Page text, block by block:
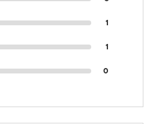
1
1
0